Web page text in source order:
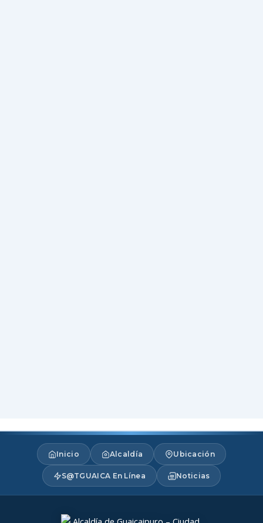
Inicio Alcaldía Ubicación
S@TGUAICA En Línea Noticias